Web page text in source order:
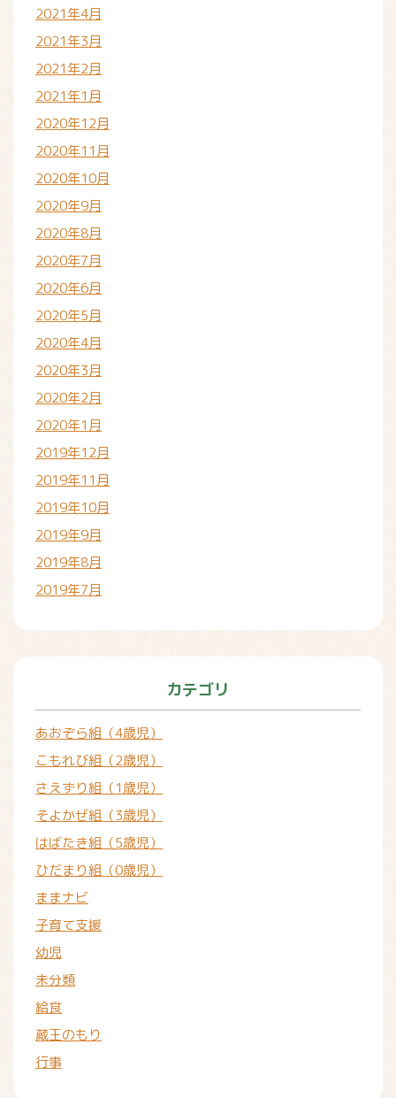
2021年4月
2021年3月
2021年2月
2021年1月
2020年12月
2020年11月
2020年10月
2020年9月
2020年8月
2020年7月
2020年6月
2020年5月
2020年4月
2020年3月
2020年2月
2020年1月
2019年12月
2019年11月
2019年10月
2019年9月
2019年8月
2019年7月
カテゴリ
あおぞら組（4歳児）
こもれび組（2歳児）
さえずり組（1歳児）
そよかぜ組（3歳児）
はばたき組（5歳児）
ひだまり組（0歳児）
ままナビ
子育て支援
幼児
未分類
給食
蔵王のもり
行事